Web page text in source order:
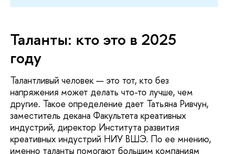
Таланты: кто это в 2025
году
Талантливый человек — это тот, кто без
напряжения может делать что-то лучше, чем
другие. Такое определение дает Татьяна Ривчун,
заместитель декана Факультета креативных
индустрий, директор Института развития
креативных индустрий НИУ ВШЭ. По ее мнению,
именно таланты помогают большим компаниям